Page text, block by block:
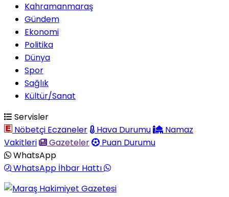
Kahramanmaraş
Gündem
Ekonomi
Politika
Dünya
Spor
Sağlık
Kültür/Sanat
Servisler
Nöbetçi Eczaneler
Hava Durumu
Namaz
Vakitleri
Gazeteler
Puan Durumu
WhatsApp
WhatsApp İhbar Hattı